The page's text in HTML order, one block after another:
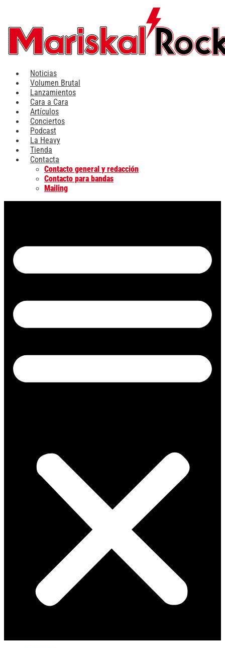
contenido
Noticias
Volumen Brutal
Lanzamientos
Cara a Cara
Artículos
Conciertos
Podcast
La Heavy
Tienda
Contacta
Contacto general y redacción
Contacto para bandas
Mailing